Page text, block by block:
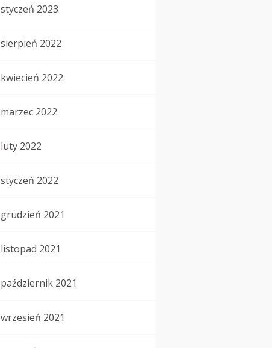
styczeń 2023
sierpień 2022
kwiecień 2022
marzec 2022
luty 2022
styczeń 2022
grudzień 2021
listopad 2021
październik 2021
wrzesień 2021